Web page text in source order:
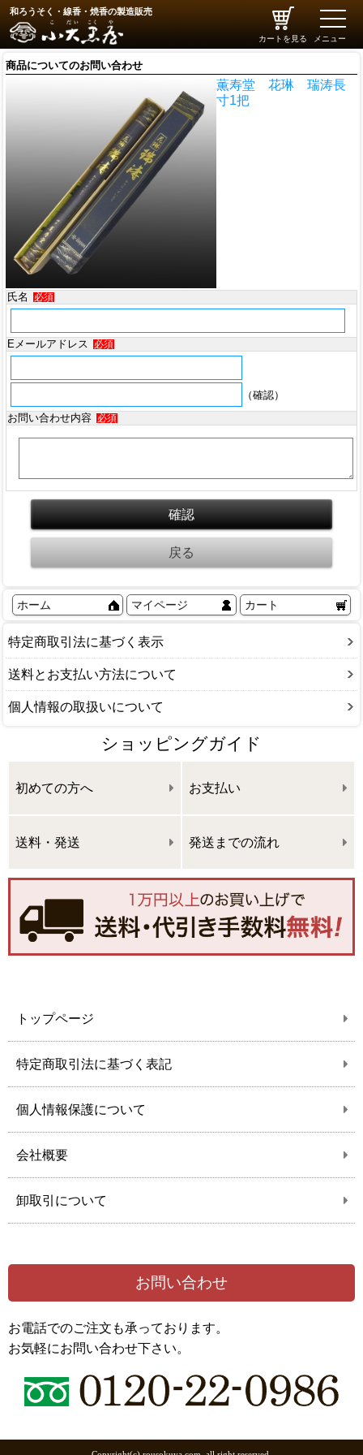
和ろうそく・線香・焼香の製造販売
カートを見る
toggle
メニュー
商品についてのお問い合わせ
薫寿堂 花琳 瑞涛長
寸1把
氏名 必須
Eメールアドレス 必須
（確認）
お問い合わせ内容
必須
ホーム マイページ カート
特定商取引法に基づく表示
送料とお支払い方法について
個人情報の取扱いについて
ショッピングガイド
初めての方へ お支払い
送料・発送 発送までの流れ
トップページ
特定商取引法に基づく表記
個人情報保護について
会社概要
卸取引について
お問い合わせ
お電話でのご注文も承っております。
お気軽にお問い合わせ下さい。